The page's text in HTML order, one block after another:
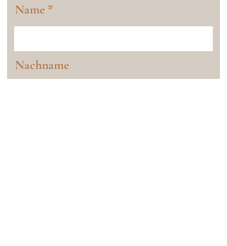
Name
Nachname